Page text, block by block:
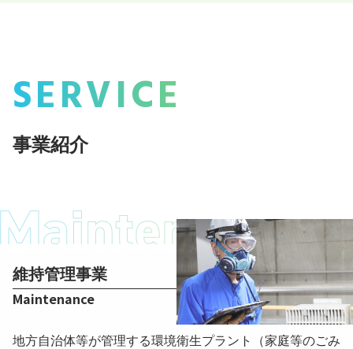
SERVICE
事業紹介
維持管理事業
Maintenance
地方自治体等が管理する環境衛生プラント（家庭等のごみ